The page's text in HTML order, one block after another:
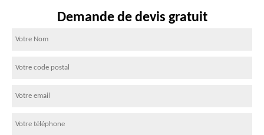
Demande de devis gratuit